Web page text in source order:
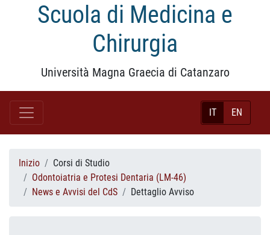
Scuola di Medicina e
Chirurgia
Università Magna Graecia di Catanzaro
IT EN
Inizio
Corsi di Studio
Odontoiatria e Protesi Dentaria (LM-46)
News e Avvisi del CdS
Dettaglio Avviso